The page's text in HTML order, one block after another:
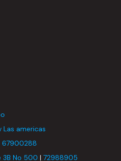
Las americas
67900288
3B No 500 |72988905